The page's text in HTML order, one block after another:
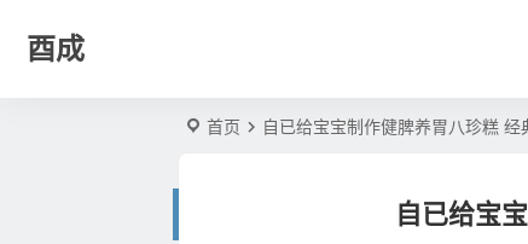
酉成
首页 自已给宝宝制作健脾养胃八珍糕 经
自已给宝